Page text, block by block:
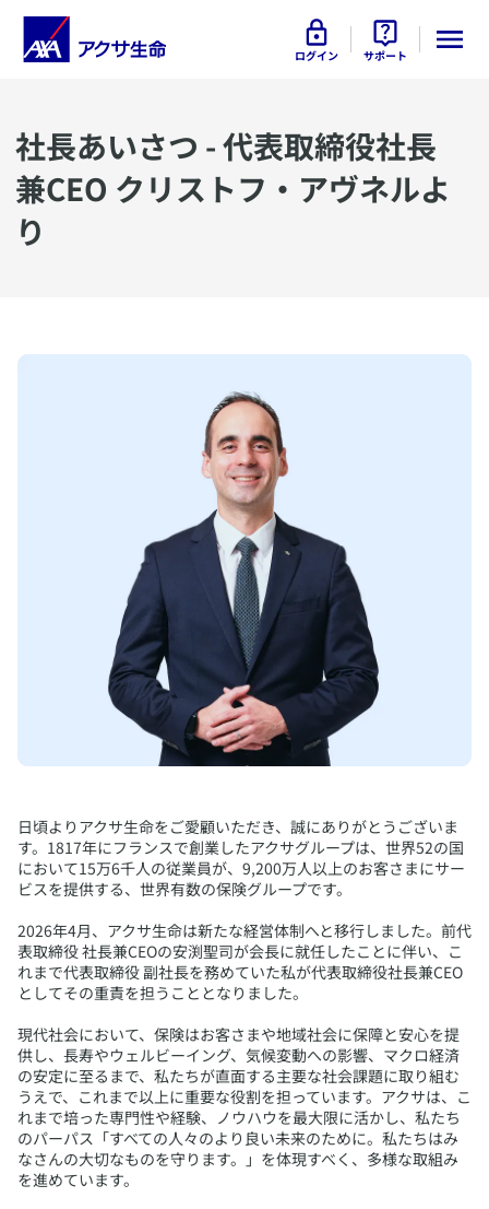
ログイン サポート
​社長あいさつ - 代表取締役社長
兼CEO クリストフ・アヴネルよ
り
​日頃よりアクサ生命をご愛顧いただき、誠にありがとうございま
す。1817年にフランスで創業したアクサグループは、世界52の国
において15万6千人の従業員が、9,200万人以上のお客さまにサー
ビスを提供する、世界有数の保険グループです。
2026年4月、アクサ生命は新たな経営体制へと移行しました。前代
表取締役 社長兼CEOの安渕聖司が会長に就任したことに伴い、こ
れまで代表取締役 副社長を務めていた私が代表取締役社長兼CEO
としてその重責を担うこととなりました。
現代社会において、保険はお客さまや地域社会に保障と安心を提
供し、長寿やウェルビーイング、気候変動への影響、マクロ経済
の安定に至るまで、私たちが直面する主要な社会課題に取り組む
うえで、これまで以上に重要な役割を担っています。アクサは、こ
れまで培った専門性や経験、ノウハウを最大限に活かし、私たち
のパーパス「すべての人々のより良い未来のために。私たちはみ
なさんの大切なものを守ります。」を体現すべく、多様な取組み
を進めています。